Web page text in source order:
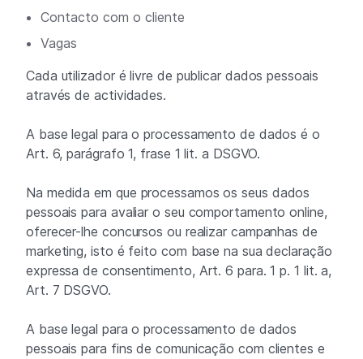
Contacto com o cliente
Vagas
Cada utilizador é livre de publicar dados pessoais
através de actividades.
A base legal para o processamento de dados é o
Art. 6, parágrafo 1, frase 1 lit. a DSGVO.
Na medida em que processamos os seus dados
pessoais para avaliar o seu comportamento online,
oferecer-lhe concursos ou realizar campanhas de
marketing, isto é feito com base na sua declaração
expressa de consentimento, Art. 6 para. 1 p. 1 lit. a,
Art. 7 DSGVO.
A base legal para o processamento de dados
pessoais para fins de comunicação com clientes e